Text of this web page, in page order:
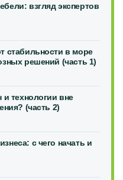
взгляд экспертов
стабильности в море
решений (часть 1)
и технологии вне
(часть 2)
с чего начать и